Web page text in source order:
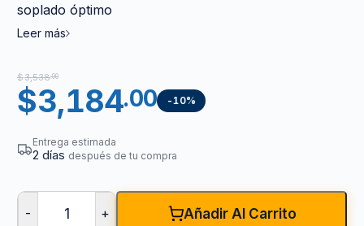
soplado óptimo
Leer más
$3,538.00
$3,184.00 -10%
Entrega estimada
2 días después de tu compra
- + Añadir Al Carrito